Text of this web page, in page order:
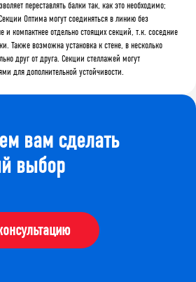
переставлять балки так, как это необходимо;
Оптима могут соединяться в линию без
и компактнее отдельно стоящих секций, т.к. соседние
Также возможна установка к стене, в несколько
друг от друга. Секции стеллажей могут
для дополнительной устойчивости.
вам сделать
выбор